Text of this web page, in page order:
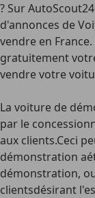
? Sur
d'annonces de
vendre en
gratuitement
vendre votre
La voiture de
par le
aux clients.Ceci
démonstration
démonstration,
clientsdésirant